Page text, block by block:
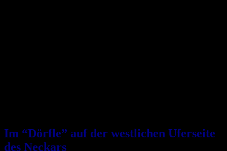
Im “Dörfle” auf der westlichen Uferseite
des Neckars